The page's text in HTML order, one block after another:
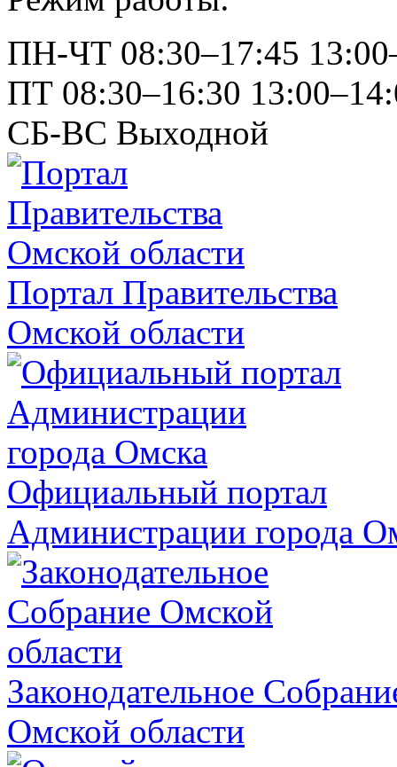
ПН-ЧТ 08:30–17:45
ПТ 08:30–16:30
СБ-ВС Выходной
Портал Правительства
Омской области
Официальный портал
Администрации города
Законодательное
Омской области